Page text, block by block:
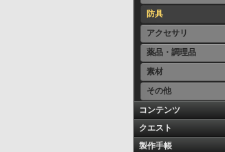
防具
アクセサリ
薬品・調理品
素材
その他
コンテンツ
クエスト
製作手帳